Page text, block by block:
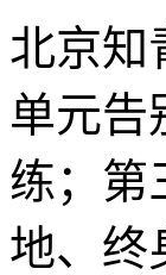
北京知
单元告
练；第
地、终